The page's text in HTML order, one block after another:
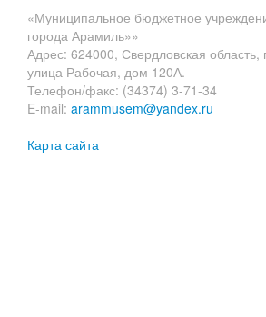
«Муниципальное бюджетное
города Арамиль»»
Адрес: 624000, Свердловская область,
улица Рабочая, дом 120А.
Телефон/факс: (34374) 3-71-34
E-mail: arammusem@yandex.ru
Карта сайта